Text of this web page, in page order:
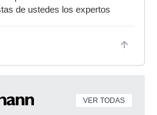
de ustedes los expertos
VER TODAS